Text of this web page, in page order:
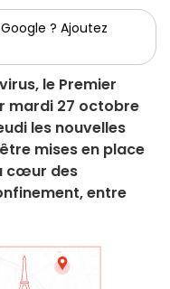
? Ajoutez
le Premier
mardi 27 octobre
les nouvelles
mises en place
cœur des
entre